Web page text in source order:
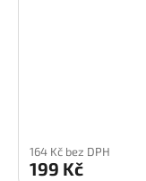
164 Kč bez DPH
199 Kč